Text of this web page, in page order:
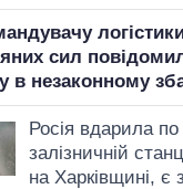
сил
в незаконному
Росія вдарила по
залізничній
на Харківщині, є